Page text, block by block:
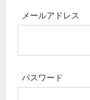
メールアドレス
パスワード